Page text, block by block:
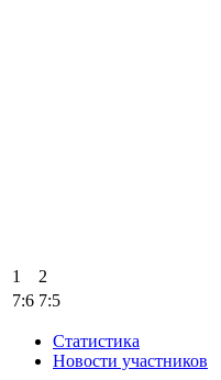
1
2
7:6 7:5
Статистика
Новости участников